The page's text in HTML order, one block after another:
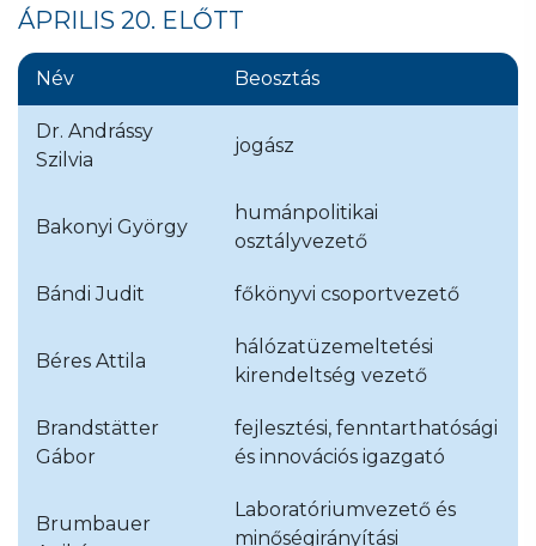
ÁPRILIS 20. ELŐTT
Név Beosztás
Dr. Andrássy
Szilvia
jogász
Bakonyi György
humánpolitikai
osztályvezető
Bándi Judit főkönyvi csoportvezető
Béres Attila
hálózatüzemeltetési
kirendeltség vezető
Brandstätter
Gábor
fejlesztési, fenntarthatósági
és innovációs igazgató
Brumbauer
Laboratóriumvezető és
minőségirányítási